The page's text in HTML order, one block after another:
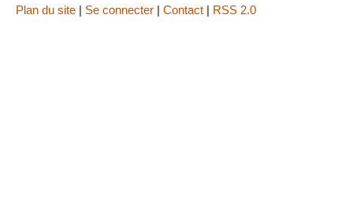
Plan du site | Se connecter | Contact | RSS 2.0